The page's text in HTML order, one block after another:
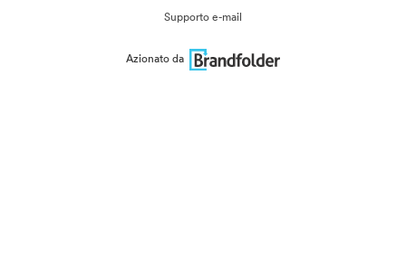
Supporto e-mail
Azionato da